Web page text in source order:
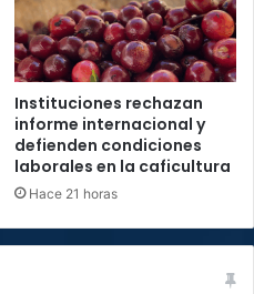
Instituciones rechazan
informe internacional y
defienden condiciones
laborales en la caficultura
Hace 21 horas